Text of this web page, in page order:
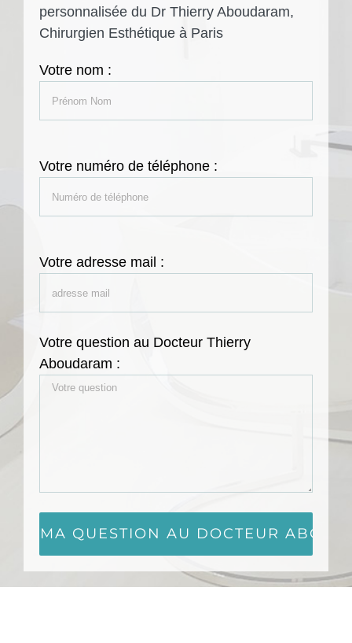
personnalisée du Dr Thierry Aboudaram,
Chirurgien Esthétique à Paris
Votre nom :
Votre numéro de téléphone :
Votre adresse mail :
Votre question au Docteur Thierry
Aboudaram :